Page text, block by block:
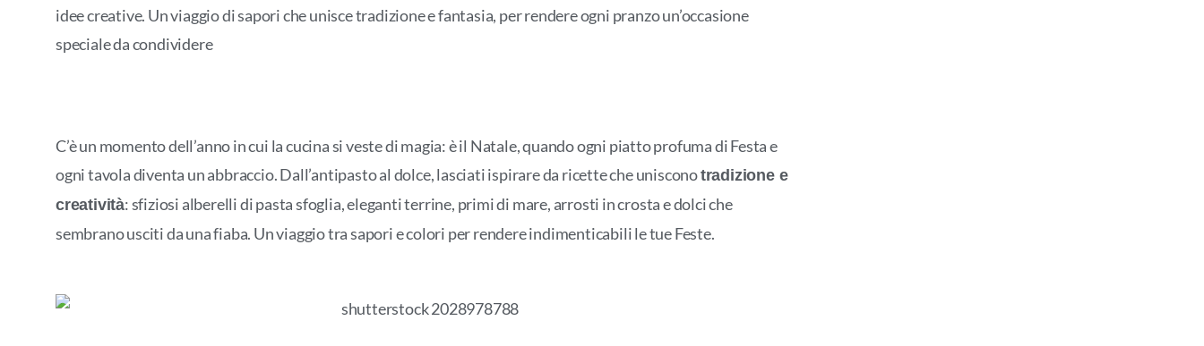
idee creative. Un viaggio di sapori che unisce tradizione e fantasia, per rendere ogni pranzo un’occasione
speciale da condividere
C’è un momento dell’anno in cui la cucina si veste di magia: è il Natale, quando ogni piatto profuma di Festa e
ogni tavola diventa un abbraccio. Dall’antipasto al dolce, lasciati ispirare da ricette che unisconotradizione e
creatività: sfiziosi alberelli di pasta sfoglia, eleganti terrine, primi di mare, arrosti in crosta e dolci che
sembrano usciti da una fiaba. Un viaggio tra sapori e colori per rendere indimenticabili le tue Feste.